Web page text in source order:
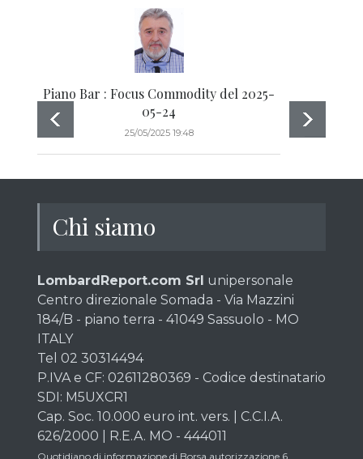
Piano Bar : Focus Commodity del 2025-
05-24
25/05/2025 19:48
Chi siamo
LombardReport.com Srl unipersonale
Centro direzionale Somada - Via Mazzini
184/B - piano terra - 41049 Sassuolo - MO
ITALY
Tel 02 30314494
P.IVA e CF: 02611280369 - Codice destinatario
SDI: M5UXCR1
Cap. Soc. 10.000 euro int. vers. | C.C.I.A.
626/2000 | R.E.A. MO - 444011
Quotidiano di informazione di Borsa autorizzazione 6